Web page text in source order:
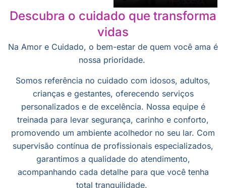
Descubra o cuidado que transforma
vidas
Na Amor e Cuidado, o bem-estar de quem você ama é
nossa prioridade.
Somos referência no cuidado com idosos, adultos,
crianças e gestantes, oferecendo serviços
personalizados e de excelência. Nossa equipe é
treinada para levar segurança, carinho e conforto,
promovendo um ambiente acolhedor no seu lar. Com
supervisão contínua de profissionais especializados,
garantimos a qualidade do atendimento,
acompanhando cada detalhe para que você tenha
total tranquilidade.